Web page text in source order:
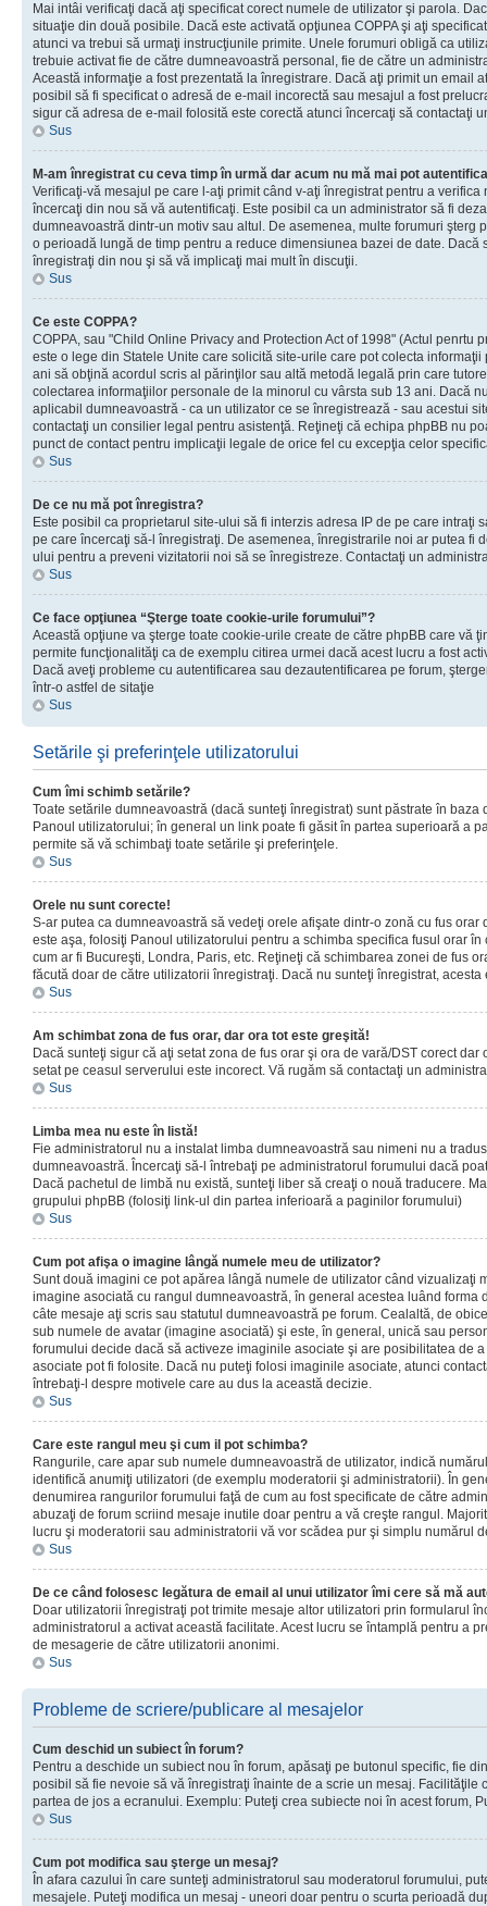
Mai intâi verificaţi dacă aţi specificat corect numele de utilizator şi parola.
situaţie din două posibile. Dacă este activată opţiunea COPPA şi aţi
atunci va trebui să urmaţi instrucţiunile primite. Unele forumuri obligă ca
trebuie activat fie de către dumneavoastră personal, fie de către un
Această informaţie a fost prezentată la înregistrare. Dacă aţi primit un email
posibil să fi specificat o adresă de e-mail incorectă sau mesajul a fost
sigur că adresa de e-mail folosită este corectă atunci încercaţi să contactaţi
Sus
M-am înregistrat cu ceva timp în urmă dar acum nu mă mai pot
Verificaţi-vă mesajul pe care l-aţi primit când v-aţi înregistrat pentru a
încercaţi din nou să vă autentificaţi. Este posibil ca un administrator să fi
dumneavoastră dintr-un motiv sau altul. De asemenea, multe forumuri şterg
o perioadă lungă de timp pentru a reduce dimensiunea bazei de date. Dacă
înregistraţi din nou şi să vă implicaţi mai mult în discuţii.
Sus
Ce este COPPA?
COPPA, sau "Child Online Privacy and Protection Act of 1998" (Actul penrtu
este o lege din Statele Unite care solicită site-urile care pot colecta
ani să obţină acordul scris al părinţilor sau altă metodă legală prin care
colectarea informaţiilor personale de la minorul cu vârsta sub 13 ani. Dacă
aplicabil dumneavoastră - ca un utilizator ce se înregistrează - sau acestui
contactaţi un consilier legal pentru asistenţă. Reţineţi că echipa phpBB nu
punct de contact pentru implicaţii legale de orice fel cu excepţia celor
Sus
De ce nu mă pot înregistra?
Este posibil ca proprietarul site-ului să fi interzis adresa IP de pe care intraţi
pe care încercaţi să-l înregistraţi. De asemenea, înregistrarile noi ar putea fi
ului pentru a preveni vizitatorii noi să se înregistreze. Contactaţi un
Sus
Ce face opţiunea “Şterge toate cookie-urile forumului”?
Această opţiune va şterge toate cookie-urile create de către phpBB care vă
permite funcţionalităţi ca de exemplu citirea urmei dacă acest lucru a fost
Dacă aveţi probleme cu autentificarea sau dezautentificarea pe forum,
într-o astfel de sitaţie
Sus
Setările şi preferinţele utilizatorului
Cum îmi schimb setările?
Toate setările dumneavoastră (dacă sunteţi înregistrat) sunt păstrate în baza
Panoul utilizatorului; în general un link poate fi găsit în partea superioară a
permite să vă schimbaţi toate setările şi preferinţele.
Sus
Orele nu sunt corecte!
S-ar putea ca dumneavoastră să vedeţi orele afişate dintr-o zonă cu fus orar
este aşa, folosiţi Panoul utilizatorului pentru a schimba specifica fusul orar
cum ar fi Bucureşti, Londra, Paris, etc. Reţineţi că schimbarea zonei de fus
făcută doar de către utilizatorii înregistraţi. Dacă nu sunteţi înregistrat, acesta
Sus
Am schimbat zona de fus orar, dar ora tot este greşită!
Dacă sunteţi sigur că aţi setat zona de fus orar şi ora de vară/DST corect
setat pe ceasul serverului este incorect. Vă rugăm să contactaţi un
Sus
Limba mea nu este în listă!
Fie administratorul nu a instalat limba dumneavoastră sau nimeni nu a
dumneavoastră. Încercaţi să-l întrebaţi pe administratorul forumului dacă
Dacă pachetul de limbă nu există, sunteţi liber să creaţi o nouă traducere.
grupului phpBB (folosiţi link-ul din partea inferioară a paginilor forumului)
Sus
Cum pot afişa o imagine lângă numele meu de utilizator?
Sunt două imagini ce pot apărea lângă numele de utilizator când vizualizaţi
imagine asociată cu rangul dumneavoastră, în general acestea luând forma
câte mesaje aţi scris sau statutul dumneavoastră pe forum. Cealaltă, de
sub numele de avatar (imagine asociată) şi este, în general, unică sau
forumului decide dacă să activeze imaginile asociate şi are posibilitatea de
asociate pot fi folosite. Dacă nu puteţi folosi imaginile asociate, atunci
întrebaţi-l despre motivele care au dus la această decizie.
Sus
Care este rangul meu şi cum il pot schimba?
Rangurile, care apar sub numele dumneavoastră de utilizator, indică
identifică anumiţi utilizatori (de exemplu moderatorii şi administratorii). În
denumirea rangurilor forumului faţă de cum au fost specificate de către
abuzaţi de forum scriind mesaje inutile doar pentru a vă creşte rangul.
lucru şi moderatorii sau administratorii vă vor scădea pur şi simplu numărul
Sus
De ce când folosesc legătura de email al unui utilizator îmi cere să mă
Doar utilizatorii înregistraţi pot trimite mesaje altor utilizatori prin formularul
administratorul a activat această facilitate. Acest lucru se întamplă pentru a
de mesagerie de către utilizatorii anonimi.
Sus
Probleme de scriere/publicare al mesajelor
Cum deschid un subiect în forum?
Pentru a deschide un subiect nou în forum, apăsaţi pe butonul specific, fie
posibil să fie nevoie să vă înregistraţi înainte de a scrie un mesaj. Facilităţile
partea de jos a ecranului. Exemplu: Puteţi crea subiecte noi în acest forum,
Sus
Cum pot modifica sau şterge un mesaj?
În afara cazului în care sunteţi administratorul sau moderatorul forumului,
mesajele. Puteţi modifica un mesaj - uneori doar pentru o scurta perioadă